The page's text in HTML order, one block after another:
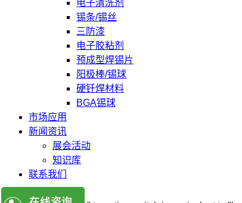
电子清洗剂
锡条/锡丝
三防漆
电子胶粘剂
预成型焊锡片
阳极棒/锡球
硬钎焊材料
BGA锡球
市场应用
新闻资讯
展会活动
知识库
联系我们